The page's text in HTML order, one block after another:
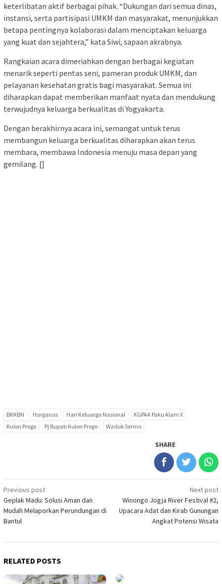
keterlibatan aktif berbagai pihak. “Dukungan dari semua dinas,
instansi, serta partisipasi UMKM dan masyarakat, menunjukkan
betapa pentingnya kolaborasi dalam menciptakan keluarga
yang kuat dan sejahtera,” kata Siwi, sapaan akrabnya.
Rangkaian acara dimeriahkan dengan berbagai kegiatan
menarik seperti pentas seni, pameran produk UMKM, dan
pelayanan kesehatan gratis bagi masyarakat. Semua ini
diharapkan dapat memberikan manfaat nyata dan mendukung
terwujudnya keluarga berkualitas di Yogyakarta.
Dengan berakhirnya acara ini, semangat untuk terus
membangun keluarga berkualitas diharapkan akan terus
membara, membawa Indonesia menuju masa depan yang
gemilang. []
BKKBN Harganas Hari Keluarga Nasional
KGPAA Paku Alam X
Kulon Progo
Pj Bupati Kulon Progo Waduk Sermo
SHARE
Post
navigation
Previous post
Geplak Madu: Solusi Aman dan
Mudah Melaporkan Perundungan di
Bantul
Next post
Winongo Jogja River Festival #2,
Upacara Adat dan Kirab Gunungan
Angkat Potensi Wisata
RELATED POSTS